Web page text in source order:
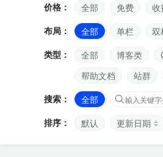
价格： 全部 免费 收
布局：
全部 单栏 双
类型：
全部 博客类
帮助文档
站群
搜索：
全部
排序：
默认 更新日期